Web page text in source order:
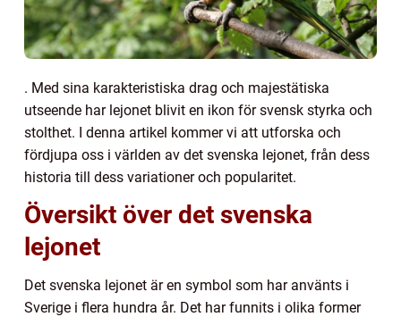
. Med sina karakteristiska drag och majestätiska
utseende har lejonet blivit en ikon för svensk styrka och
stolthet. I denna artikel kommer vi att utforska och
fördjupa oss i världen av det svenska lejonet, från dess
historia till dess variationer och popularitet.
Översikt över det svenska
lejonet
Det svenska lejonet är en symbol som har använts i
Sverige i flera hundra år. Det har funnits i olika former